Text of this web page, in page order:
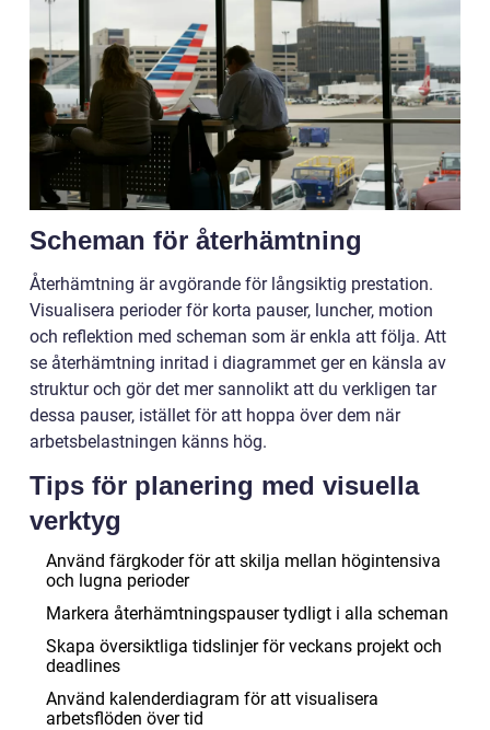
Scheman för återhämtning
Återhämtning är avgörande för långsiktig prestation.
Visualisera perioder för korta pauser, luncher, motion
och reflektion med scheman som är enkla att följa. Att
se återhämtning inritad i diagrammet ger en känsla av
struktur och gör det mer sannolikt att du verkligen tar
dessa pauser, istället för att hoppa över dem när
arbetsbelastningen känns hög.
Tips för planering med visuella
verktyg
Använd färgkoder för att skilja mellan högintensiva
och lugna perioder
Markera återhämtningspauser tydligt i alla scheman
Skapa översiktliga tidslinjer för veckans projekt och
deadlines
Använd kalenderdiagram för att visualisera
arbetsflöden över tid